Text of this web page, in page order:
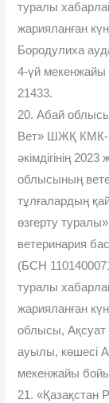
туралы
жарияланған
Бородулиха
4-үй
21433.
20. Абай
Вет» ШЖҚ КМК-
әкімдігінің
облысының
тұлғалардың
өзгерту
ветеринария
(БСН
туралы
жарияланған
облысы, Ақсуат
ауылы, көшесі
мекенжайы
21. «Қазақстан